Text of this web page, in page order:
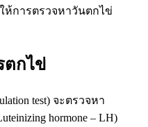
ห้การตรวจหาวันตกไข่
ตกไข่
test) จะตรวจหา
hormone – LH)